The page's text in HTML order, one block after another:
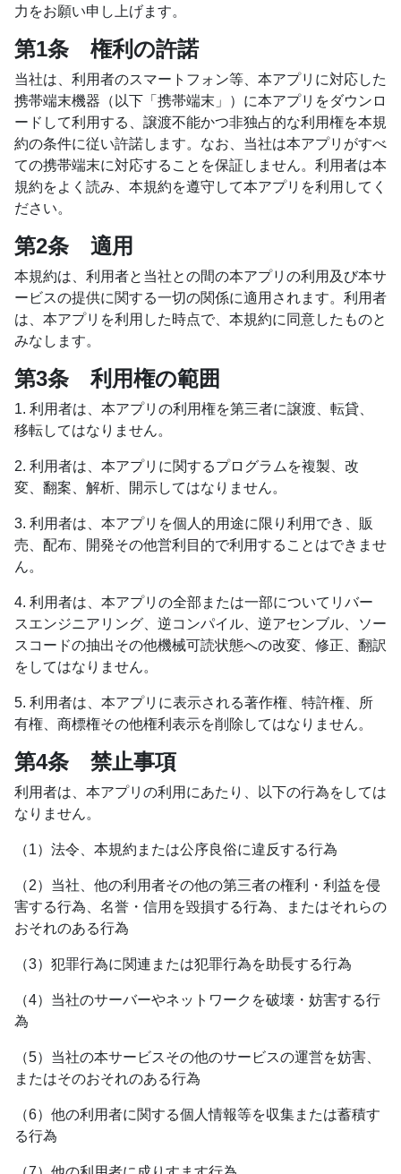
力をお願い申し上げます。
第1条 権利の許諾
当社は、利用者のスマートフォン等、本アプリに対応した
携帯端末機器（以下「携帯端末」）に本アプリをダウンロ
ードして利用する、譲渡不能かつ非独占的な利用権を本規
約の条件に従い許諾します。なお、当社は本アプリがすべ
ての携帯端末に対応することを保証しません。利用者は本
規約をよく読み、本規約を遵守して本アプリを利用してく
ださい。
第2条 適用
本規約は、利用者と当社との間の本アプリの利用及び本サ
ービスの提供に関する一切の関係に適用されます。利用者
は、本アプリを利用した時点で、本規約に同意したものと
みなします。
第3条 利用権の範囲
1. 利用者は、本アプリの利用権を第三者に譲渡、転貸、
移転してはなりません。
2. 利用者は、本アプリに関するプログラムを複製、改
変、翻案、解析、開示してはなりません。
3. 利用者は、本アプリを個人的用途に限り利用でき、販
売、配布、開発その他営利目的で利用することはできませ
ん。
4. 利用者は、本アプリの全部または一部についてリバー
スエンジニアリング、逆コンパイル、逆アセンブル、ソー
スコードの抽出その他機械可読状態への改変、修正、翻訳
をしてはなりません。
5. 利用者は、本アプリに表示される著作権、特許権、所
有権、商標権その他権利表示を削除してはなりません。
第4条 禁止事項
利用者は、本アプリの利用にあたり、以下の行為をしては
なりません。
（1）法令、本規約または公序良俗に違反する行為
（2）当社、他の利用者その他の第三者の権利・利益を侵
害する行為、名誉・信用を毀損する行為、またはそれらの
おそれのある行為
（3）犯罪行為に関連または犯罪行為を助長する行為
（4）当社のサーバーやネットワークを破壊・妨害する行
為
（5）当社の本サービスその他のサービスの運営を妨害、
またはそのおそれのある行為
（6）他の利用者に関する個人情報等を収集または蓄積す
る行為